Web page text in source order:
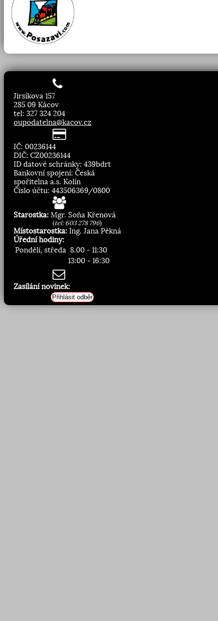
Jirsíkova 157
285 09 Kácov
tel: 327 324 204
oupodatelna@kacov.cz
IČ: 00236144
DIČ: CZ00236144
ID datové schránky: 439bdrt
Bankovní spojení: Česká
spořitelna a.s. Kolín
Číslo účtu: 443506369/0800
Starostka: Mgr. Soňa Křenová
(tel: 603 278 796)
Místostarostka: Ing. Jana Pěkná
Úřední hodiny:
Pondělí, středa 8.00 - 11:30
13:00 - 16:30
Zasílání novinek:
Přihlásit odběr